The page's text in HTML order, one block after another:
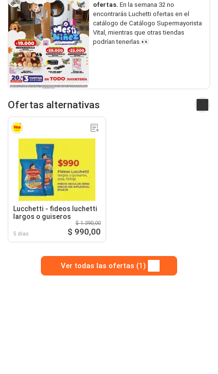
ofertas. En la semana 32 no
encontrarás Luchetti ofertas en el
catálogo de Catálogo Supermayorista
Vital, mientras que otras tiendas
podrían tenerlas.👀
Ofertas alternativas
Lucchetti - fideos luchetti
largos o guiseros
5 días
$ 1.390,00
$ 990,00
Ver todas las ofertas (1)